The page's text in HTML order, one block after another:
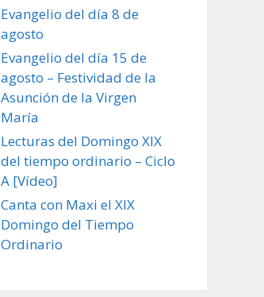
Evangelio del día 8 de
agosto
Evangelio del día 15 de
agosto – Festividad de la
Asunción de la Virgen
María
Lecturas del Domingo XIX
del tiempo ordinario – Ciclo
A [Vídeo]
Canta con Maxi el XIX
Domingo del Tiempo
Ordinario